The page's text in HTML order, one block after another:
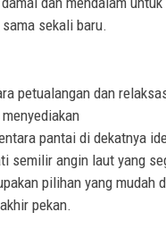
sekali baru.
petualangan dan
pantai di dekatnya
semilir angin laut yang
pilihan yang mudah
pekan.